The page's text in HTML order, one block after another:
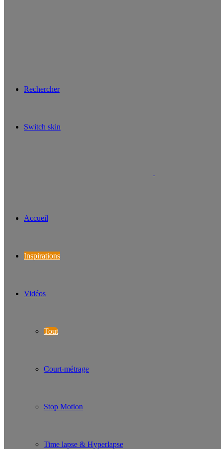
Rechercher
Switch skin
Accueil
Inspirations
Vidéos
Tout
Court-métrage
Stop Motion
Time lapse & Hyperlapse